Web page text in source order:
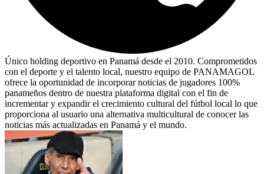
Único holding deportivo en Panamá desde el 2010. Comprometidos
con el deporte y el talento local, nuestro equipo de PANAMAGOL
ofrece la oportunidad de incorporar noticias de jugadores 100%
panameños dentro de nuestra plataforma digital con el fin de
incrementar y expandir el crecimiento cultural del fútbol local lo que
proporciona al usuario una alternativa multicultural de conocer las
noticias más actualizadas en Panamá y el mundo.